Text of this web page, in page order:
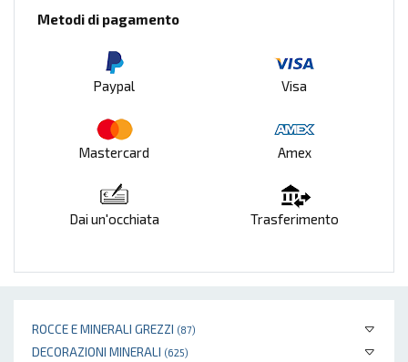
ROCCE E MINERALI GREZZI (87)
DECORAZIONI MINERALI (625)
Metodi di pagamento
Paypal Visa
Mastercard Amex
Dai un'occhiata Trasferimento